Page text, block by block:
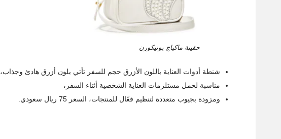
حقيبة ماكياج يونيكورن
شنطة أدوات العناية باللون الأزرق حجم للسفر تأتي بلون أزرق هادئ وجذاب،
مناسبة لحمل مستلزمات العناية الشخصية أثناء السفر،
ومزودة بجيوب متعددة لتنظيم فعّال للمنتجات، السعر 75 ريال سعودي.